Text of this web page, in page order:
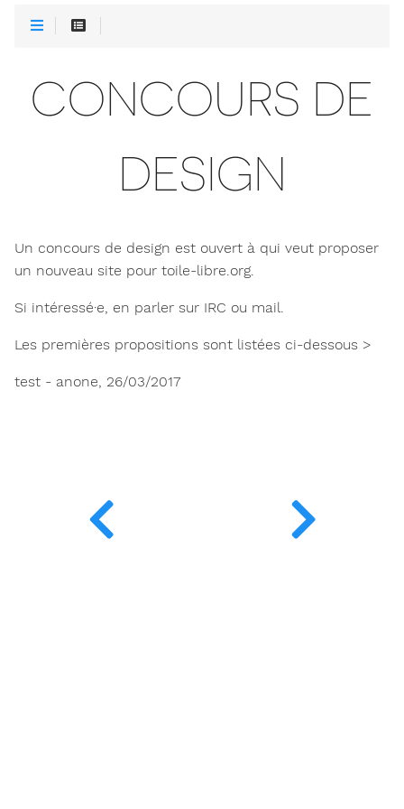
CONCOURS DE
DESIGN
Un concours de design est ouvert à qui veut proposer
un nouveau site pour toile-libre.org.
Si intéressé·e, en parler sur IRC ou mail.
Les premières propositions sont listées ci-dessous >
test - anone, 26/03/2017